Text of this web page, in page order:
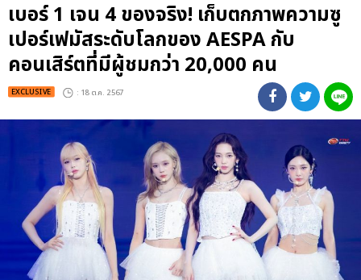
เบอร์ 1 เจน 4 ของจริง! เก็บตกภาพความซู
เปอร์เฟมัสระดับโลกของ AESPA กับ
คอนเสิร์ตที่มีผู้ชมกว่า 20,000 คน
EXCLUSIVE : 18 ต.ค. 2567